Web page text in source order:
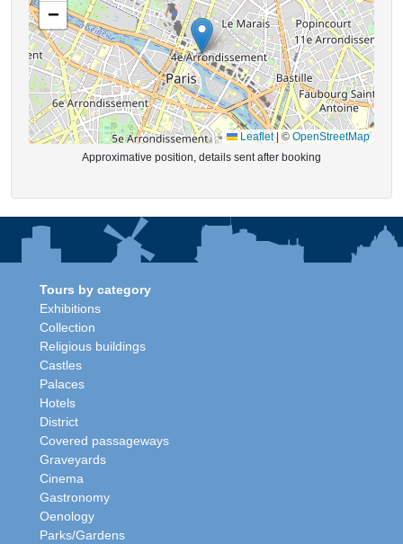
−
Leaflet ©OpenStreetMap
Approximative position, details sent after booking
Tours by category
Exhibitions
Collection
Religious buildings
Castles
Palaces
Hotels
District
Covered passageways
Graveyards
Cinema
Gastronomy
Oenology
Parks/Gardens